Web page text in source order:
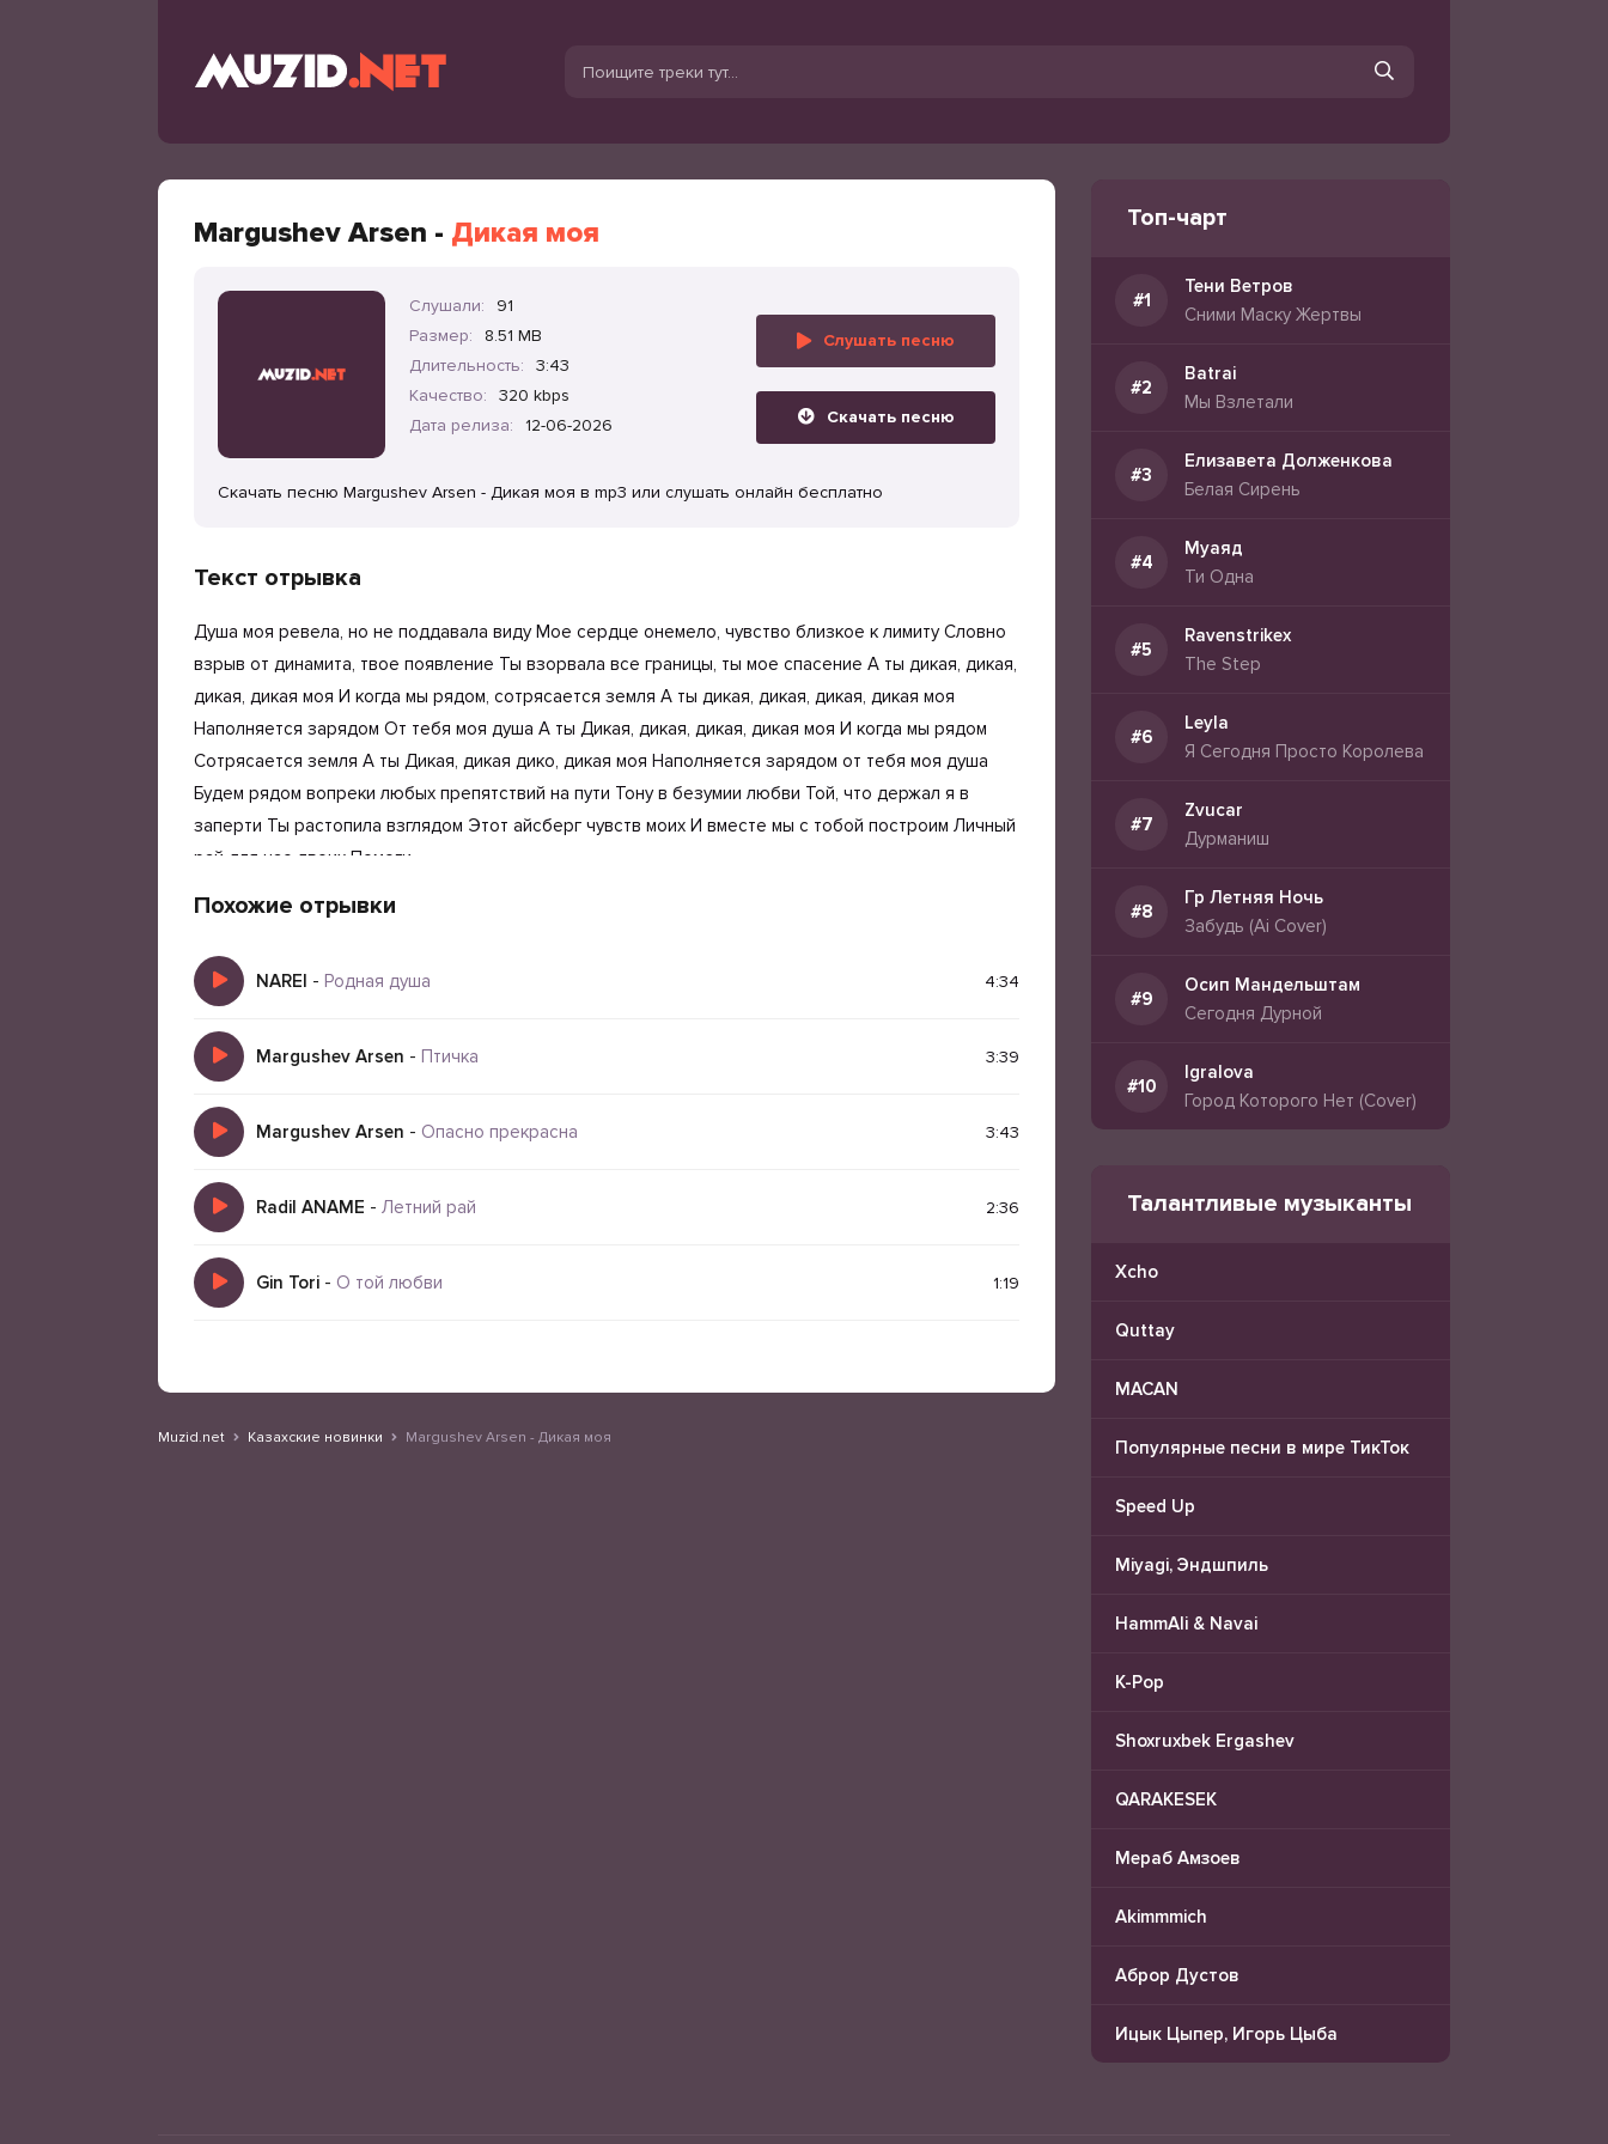
Margushev Arsen - Дикая моя
Слушали:
91
Размер:
8.51 MB
Длительность:
3:43
Качество:
320 kbps
Дата релиза:
12-06-2026
Слушать песню
Скачать песню
Скачать песню Margushev Arsen - Дикая моя в mp3 или слушать онлайн бесплатно
Текст отрывка
Душа моя ревела, но не поддавала виду Мое сердце онемело, чувство близкое к лимиту Словно
взрыв от динамита, твое появление Ты взорвала все границы, ты мое спасение А ты дикая, дикая,
дикая, дикая моя И когда мы рядом, сотрясается земля А ты дикая, дикая, дикая, дикая моя
Наполняется зарядом От тебя моя душа А ты Дикая, дикая, дикая, дикая моя И когда мы рядом
Сотрясается земля А ты Дикая, дикая дико, дикая моя Наполняется зарядом от тебя моя душа
Будем рядом вопреки любых препятствий на пути Тону в безумии любви Той, что держал я в
заперти Ты растопила взглядом Этот айсберг чувств моих И вместе мы с тобой построим Личный
рай для нас двоих Помоги
А ты дико-кая, дикая, дикая моя И когда мы рядом сотрясается земля А ты дикая, дикая, дио-
дикая моя Наполняется зарядом от тебя моя душа А ты дико-дико-дико-дико-дикая моя И когда
мы рядом сотрясается земля А ты дико-дико-дико-дико-дикая моя Наполняется зарядом от тебя
рядом, сотрясается земля А ты дикая, дикая, дикая, дикая моя Наполняется зарядом от тебя моя
душа А ты дикая, дикая, дикая, дикая моя И когда мы рядом, сотрясается земля А ты, дикая, дикая,
дикая, дикая моя Наполняется зарядом от тебя моя душа Дикая, дикая, дикая, дикая моя В you
Похожие отрывки
NAREI - Родная душа 4:34
Margushev Arsen - Птичка 3:39
Margushev Arsen - Опасно прекрасна 3:43
Radil ANAME - Летний рай 2:36
Gin Tori - О той любви 1:19
Muzid.net Казахские новинки Margushev Arsen - Дикая моя
Топ-чарт
Тени Ветров
Сними Маску Жертвы
Batrai
Мы Взлетали
Елизавета Долженкова
Белая Сирень
Муаяд
Ти Одна
Ravenstrikex
The Step
Leyla
Я Сегодня Просто Королева
Zvucar
Дурманиш
Гр Летняя Ночь
Забудь (Ai Cover)
Осип Мандельштам
Сегодня Дурной
Igralova
Город Которого Нет (Cover)
Талантливые музыканты
Xcho
Quttay
MACAN
Популярные песни в мире ТикТок
Speed Up
Miyagi, Эндшпиль
HammAli & Navai
K-Pop
Shoxruxbek Ergashev
QARAKESEK
Мераб Амзоев
Akimmmich
Аброр Дустов
Ицык Цыпер, Игорь Цыба